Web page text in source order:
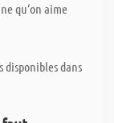
qu‘on aime
dans